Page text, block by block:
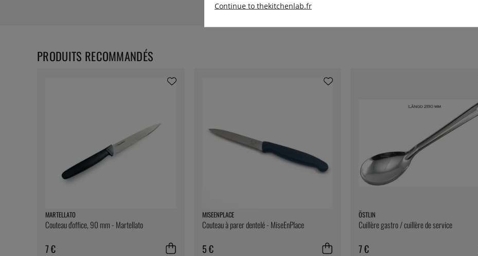
MARTELLATO
Couteau d'office, 90 mm - Martellato
7 €
MISEENPLACE
Couteau à parer dentelé - MiseEnPlace
5 €
ÖSTLIN
Cuillère gastro / cuillère de service
7 €
PRODUITS RECOMMANDÉS
Continue to thekitchenlab.fr